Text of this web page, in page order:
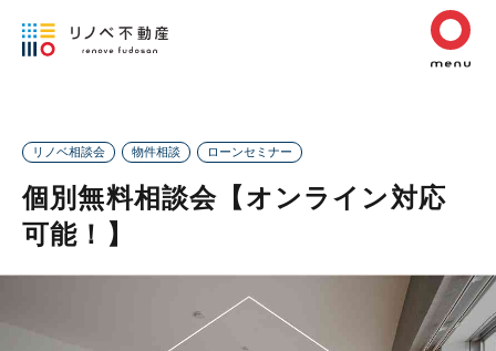
リノベ相談会 物件相談 ローンセミナー
個別無料相談会【オンライン対応
可能！】